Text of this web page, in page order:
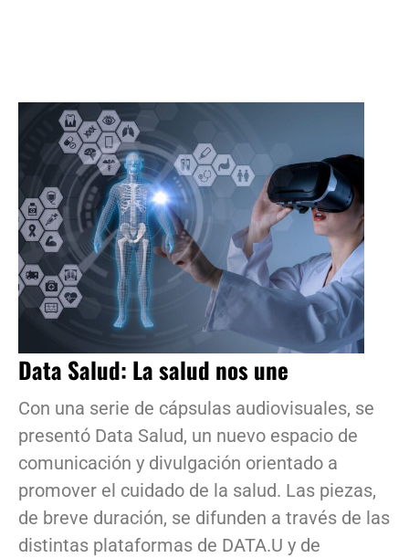
Data Salud: La salud nos une
Con una serie de cápsulas audiovisuales, se
presentó Data Salud, un nuevo espacio de
comunicación y divulgación orientado a
promover el cuidado de la salud. Las piezas,
de breve duración, se difunden a través de las
distintas plataformas de DATA.U y de